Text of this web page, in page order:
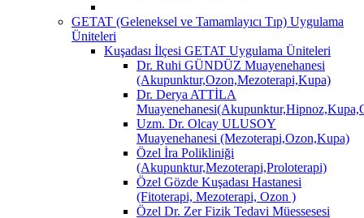
GETAT (Geleneksel ve Tamamlayıcı Tıp) Uygulama
Üniteleri
Kuşadası İlçesi GETAT Uygulama Üniteleri
Dr. Ruhi GÜNDÜZ Muayenehanesi
(Akupunktur,Ozon,Mezoterapi,Kupa)
Dr. Derya ATTİLA
Uzm. Dr. Olcay ULUSOY
Muayenehanesi (Mezoterapi,Ozon,Kupa)
Özel İra Polikliniği
(Akupunktur,Mezoterapi,Proloterapi)
Özel Gözde Kuşadası Hastanesi
(Fitoterapi, Mezoterapi, Ozon )
Özel Dr. Zer Fizik Tedavi Müessesesi